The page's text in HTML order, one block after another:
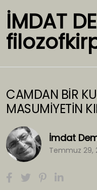
İMDAT
CAMDAN BİR
MASUMİYETİN
İmdat
Temmuz 29,